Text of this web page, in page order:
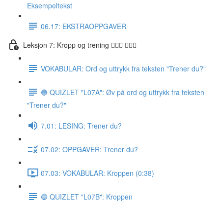
Eksempeltekst
06.17: EKSTRAOPPGAVER
Leksjon 7: Kropp og trening 🚶🏼‍♀️ 🏋🏽‍♀️
VOKABULAR: Ord og uttrykk fra teksten "Trener du?"
🔵 QUIZLET "L07A": Øv på ord og uttrykk fra teksten
"Trener du?"
7.01: LESING: Trener du?
07.02: OPPGAVER: Trener du?
07.03: VOKABULAR: Kroppen (0:38)
🔵 QUIZLET "L07B": Kroppen